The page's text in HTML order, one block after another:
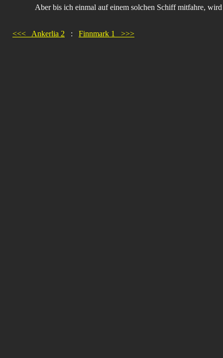
Aber bis ich einmal auf einem solchen Schiff mitfahre,
<<< Ankerlia 2 : Finnmark 1 >>>